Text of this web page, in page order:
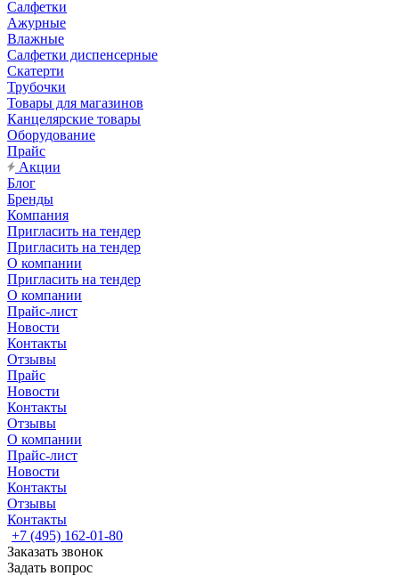
Салфетки
Ажурные
Влажные
Салфетки диспенсерные
Скатерти
Трубочки
Товары для магазинов
Канцелярские товары
Оборудование
Прайс
Акции
Блог
Бренды
Компания
Пригласить на тендер
Пригласить на тендер
О компании
Пригласить на тендер
О компании
Прайс-лист
Новости
Контакты
Отзывы
Прайс
Новости
Контакты
Отзывы
О компании
Прайс-лист
Новости
Контакты
Отзывы
Контакты
+7 (495) 162-01-80
Заказать звонок
Задать вопрос